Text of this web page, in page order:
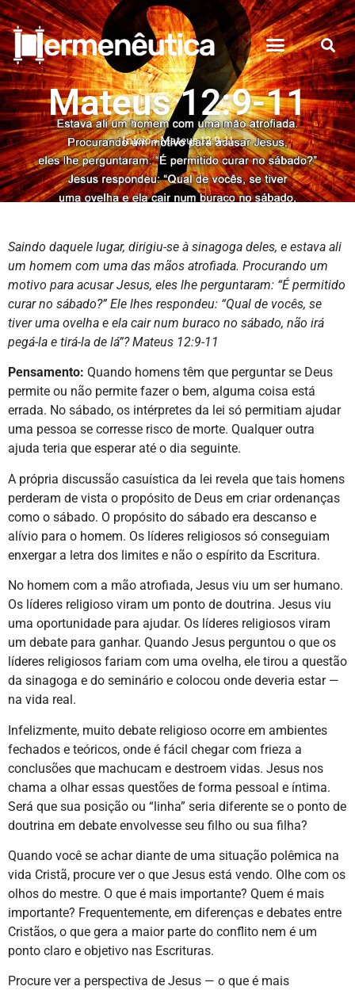
Mateus 12:9-11
Início»Mateus 12:9-11
Saindo daquele lugar, dirigiu-se à sinagoga deles, e estava ali
um homem com uma das mãos atrofiada. Procurando um
motivo para acusar Jesus, eles lhe perguntaram: “É permitido
curar no sábado?”Ele lhes respondeu: “Qual de vocês, se
tiver uma ovelha e ela cair num buraco no sábado, não irá
pegá-la e tirá-la de lá”?Mateus 12:9-11
Pensamento: Quando homens têm que perguntar se Deus
permite ou não permite fazer o bem, alguma coisa está
errada. No sábado, os intérpretes da lei só permitiam ajudar
uma pessoa se corresse risco de morte. Qualquer outra
ajuda teria que esperar até o dia seguinte.
A própria discussão casuística da lei revela que tais homens
perderam de vista o propósito de Deus em criar ordenanças
como o sábado. O propósito do sábado era descanso e
alívio para o homem. Os líderes religiosos só conseguiam
enxergar a letra dos limites e não o espírito da Escritura.
No homem com a mão atrofiada, Jesus viu um ser humano.
Os líderes religioso viram um ponto de doutrina. Jesus viu
uma oportunidade para ajudar. Os líderes religiosos viram
um debate para ganhar. Quando Jesus perguntou o que os
líderes religiosos fariam com uma ovelha, ele tirou a questão
da sinagoga e do seminário e colocou onde deveria estar —
na vida real.
Infelizmente, muito debate religioso ocorre em ambientes
fechados e teóricos, onde é fácil chegar com frieza a
conclusões que machucam e destroem vidas. Jesus nos
chama a olhar essas questões de forma pessoal e íntima.
Será que sua posição ou “linha” seria diferente se o ponto de
doutrina em debate envolvesse seu filho ou sua filha?
Quando você se achar diante de uma situação polêmica na
vida Cristã, procure ver o que Jesus está vendo. Olhe com os
olhos do mestre. O que é mais importante? Quem é mais
importante? Frequentemente, em diferenças e debates entre
Cristãos, o que gera a maior parte do conflito nem é um
ponto claro e objetivo nas Escrituras.
Procure ver a perspectiva de Jesus — o que é mais